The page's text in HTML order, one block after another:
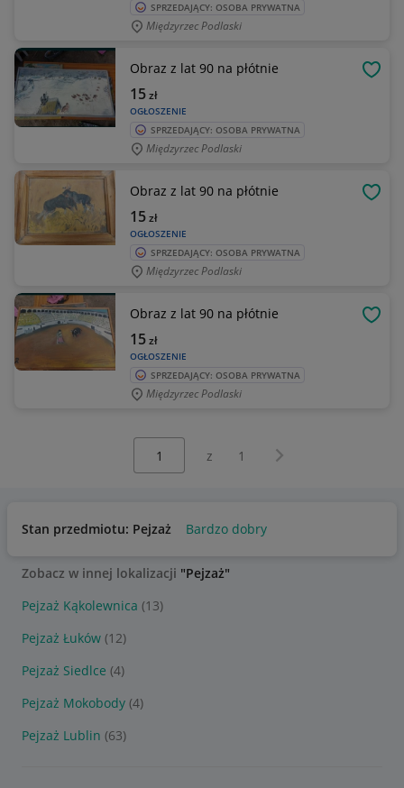
SPRZEDAJĄCY: OSOBA PRYWATNA
Międzyrzec Podlaski
Obraz z lat 90 na płótnie
OGŁOSZENIE
15zł
SPRZEDAJĄCY: OSOBA PRYWATNA
Międzyrzec Podlaski
Obraz z lat 90 na płótnie
OGŁOSZENIE
15zł
SPRZEDAJĄCY: OSOBA PRYWATNA
Międzyrzec Podlaski
Obraz z lat 90 na płótnie
OGŁOSZENIE
15zł
SPRZEDAJĄCY: OSOBA PRYWATNA
Międzyrzec Podlaski
z 1 Następna strona
Stan przedmiotu: Pejzaż Bardzo dobry
Zobacz w innej lokalizacji "Pejzaż"
Pejzaż Kąkolewnica (13)
Pejzaż Łuków (12)
Pejzaż Siedlce (4)
Pejzaż Mokobody (4)
Pejzaż Lublin (63)